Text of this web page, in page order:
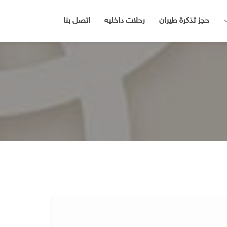
حجز تذكرة طيران رحلات داخليه اتصل بنا